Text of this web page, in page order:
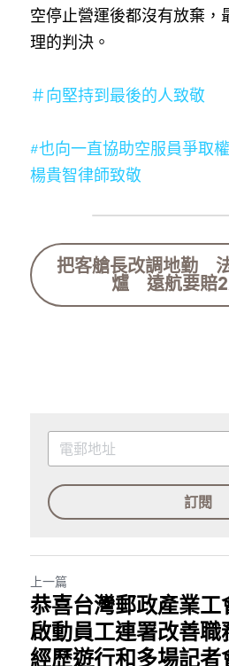
空停止營運後都沒有放棄，
理的判決。
＃向堅持到最後的人致敬
#也向一直協助空服員爭取
楊貴智律師致敬
把客艙長改調地勤
爐 遠航要賠
訂閱
上一篇
恭喜台灣郵政產業工
啟動員工連署改善職
經歷遊行和多場記者